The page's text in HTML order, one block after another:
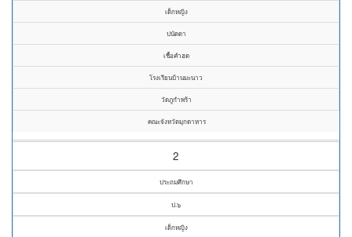
เด็กหญิง
ปนัดดา
เชื้อคำฮด
โรงเรียนบ้านมะนาว
วัดภูกำพร้า
คณะจังหวัดมุกดาหาร
2
ประถมศึกษา
ป.๖
เด็กหญิง